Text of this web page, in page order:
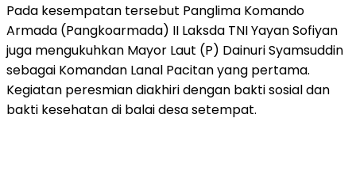
Pada kesempatan tersebut Panglima Komando
Armada (Pangkoarmada) II Laksda TNI Yayan Sofiyan
juga mengukuhkan Mayor Laut (P) Dainuri Syamsuddin
sebagai Komandan Lanal Pacitan yang pertama.
Kegiatan peresmian diakhiri dengan bakti sosial dan
bakti kesehatan di balai desa setempat.